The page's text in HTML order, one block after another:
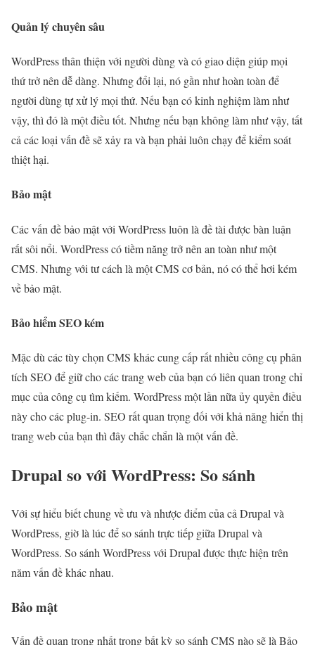
Quản lý chuyên sâu
WordPress thân thiện với người dùng và có giao diện giúp mọi
thứ trở nên dễ dàng. Nhưng đổi lại, nó gần như hoàn toàn để
người dùng tự xử lý mọi thứ. Nếu bạn có kinh nghiệm làm như
vậy, thì đó là một điều tốt. Nhưng nếu bạn không làm như vậy, tất
cả các loại vấn đề sẽ xảy ra và bạn phải luôn chạy để kiểm soát
thiệt hại.
Bảo mật
Các vấn đề bảo mật với WordPress luôn là đề tài được bàn luận
rất sôi nổi. WordPress có tiềm năng trở nên an toàn như một
CMS. Nhưng với tư cách là một CMS cơ bản, nó có thể hơi kém
về bảo mật.
Bảo hiểm SEO kém
Mặc dù các tùy chọn CMS khác cung cấp rất nhiều công cụ phân
tích SEO để giữ cho các trang web của bạn có liên quan trong chỉ
mục của công cụ tìm kiếm. WordPress một lần nữa ủy quyền điều
này cho các plug-in. SEO rất quan trọng đối với khả năng hiển thị
trang web của bạn thì đây chắc chắn là một vấn đề.
Drupal so với WordPress: So sánh
Với sự hiểu biết chung về ưu và nhược điểm của cả Drupal và
WordPress, giờ là lúc để so sánh trực tiếp giữa Drupal và
WordPress. So sánh WordPress với Drupal được thực hiện trên
năm vấn đề khác nhau.
Bảo mật
Vấn đề quan trọng nhất trong bất kỳ so sánh CMS nào sẽ là Bảo